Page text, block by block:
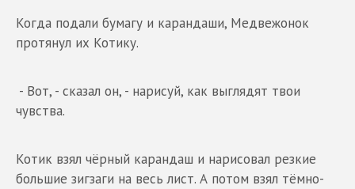
Когда подали бумагу и карандаши, Медвежонок
протянул их Котику.
- Вот, - сказал он, - нарисуй, как выглядят твои
чувства.
Котик взял чёрный карандаш и нарисовал резкие
большие зигзаги на весь лист. А потом взял тёмно-